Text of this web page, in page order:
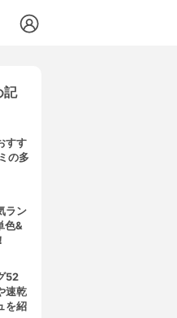
記
すす
の多
ラン
色&
52
速乾
を紹